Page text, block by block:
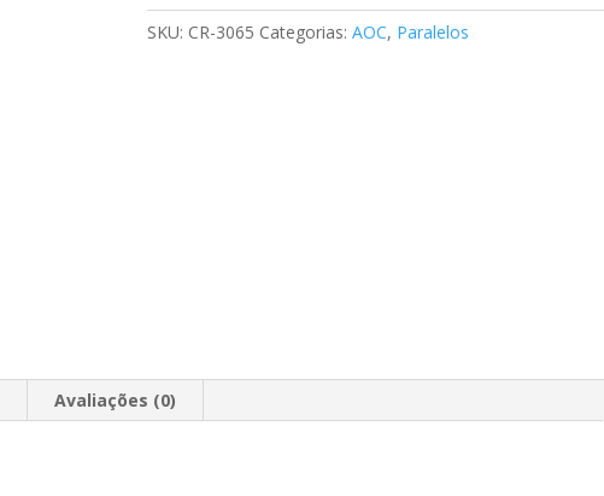
SKU: CR-3065 Categorias:AOC, Paralelos
Avaliações (0)